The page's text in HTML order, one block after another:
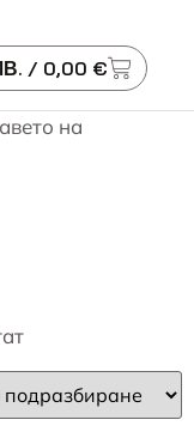
/ 0,00 €
на